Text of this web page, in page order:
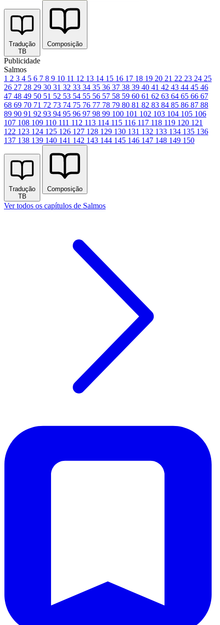
Tradução
TB
Composição
Publicidade
Salmos
1 2 3 4 5 6 7 8 9 10 11 12 13 14 15 16 17 18 19 20 21 22 23 24 25
26 27 28 29 30 31 32 33 34 35 36 37 38 39 40 41 42 43 44 45 46
47 48 49 50 51 52 53 54 55 56 57 58 59 60 61 62 63 64 65 66 67
68 69 70 71 72 73 74 75 76 77 78 79 80 81 82 83 84 85 86 87 88
89 90 91 92 93 94 95 96 97 98 99 100 101 102 103 104 105 106
107 108 109 110 111 112 113 114 115 116 117 118 119 120 121
122 123 124 125 126 127 128 129 130 131 132 133 134 135 136
137 138 139 140 141 142 143 144 145 146 147 148 149 150
Tradução
TB
Composição
Ver todos os capítulos de Salmos